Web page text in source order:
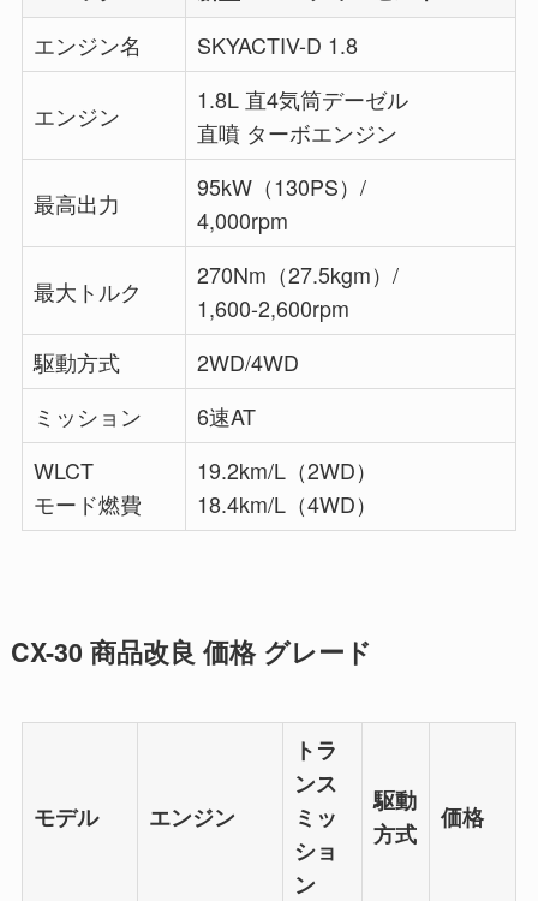
エンジン名
SKYACTIV-D 1.8
エンジン
1.8L 直4気筒デーゼル
直噴 ターボエンジン
最高出力
95kW（130PS）/
4,000rpm
最大トルク
270Nm（27.5kgm）/
1,600-2,600rpm
駆動方式
2WD/4WD
ミッション
6速AT
WLCT
モード燃費
19.2km/L（2WD）
18.4km/L（4WD）
CX-30 商品改良 価格 グレード
モデル エンジン
トラ
ンス
ミッ
ショ
ン
駆動
方式
価格